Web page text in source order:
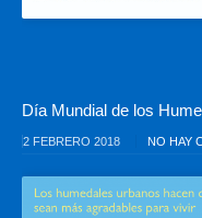
Día Mundial de los
2 FEBRERO 2018 NO HAY